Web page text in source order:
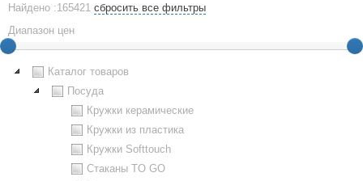
Найдено :165421 сбросить все фильтры
Диапазон цен
Каталог товаров
Посуда
Кружки керамические
Кружки из пластика
Кружки Softtouch
Стаканы TO GO